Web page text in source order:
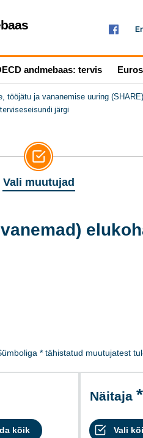
andmebaas: tervis
tööjätu ja vananemise uuring (SHARE)
järgi
Vali muutujad
* tähistatud muutujatest
Näitaja